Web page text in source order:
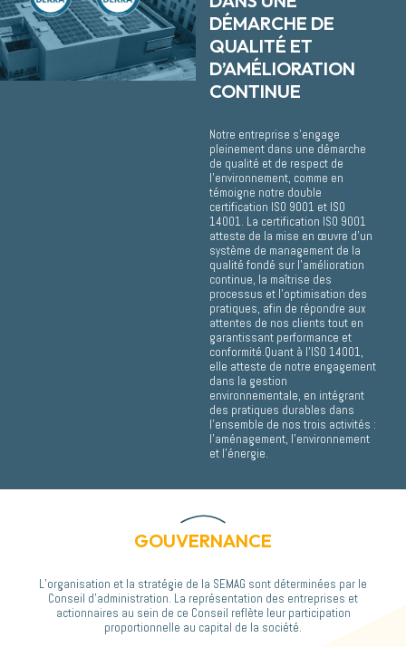
DÉMARCHE DE
QUALITÉ ET
D’AMÉLIORATION
CONTINUE
Notre entreprise s’engage
pleinement dans une démarche
de qualité et de respect de
l’environnement, comme en
témoigne notre double
certification ISO 9001 et ISO
14001. La certification ISO 9001
atteste de la mise en œuvre d’un
système de management de la
qualité fondé sur l’amélioration
continue, la maîtrise des
processus et l’optimisation des
pratiques, afin de répondre aux
attentes de nos clients tout en
garantissant performance et
conformité.Quant à l’ISO 14001,
elle atteste de notre engagement
dans la gestion
environnementale, en intégrant
des pratiques durables dans
l’ensemble de nos trois activités :
l’aménagement, l’environnement
et l’énergie.
GOUVERNANCE
L’organisation et la stratégie de la SEMAG sont déterminées par le
Conseil d’administration. La représentation des entreprises et
actionnaires au sein de ce Conseil reflète leur participation
proportionnelle au capital de la société.